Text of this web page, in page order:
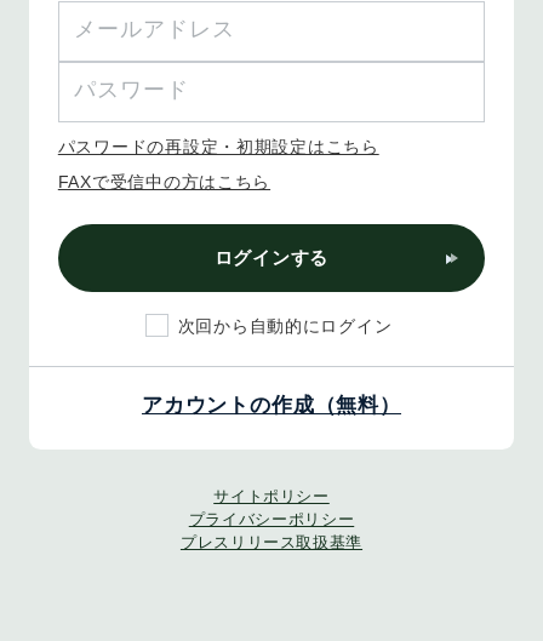
パスワードの再設定・初期設定はこちら
FAXで受信中の方はこちら
ログインする
次回から自動的にログイン
アカウントの作成（無料）
サイトポリシー
プライバシーポリシー
プレスリリース取扱基準